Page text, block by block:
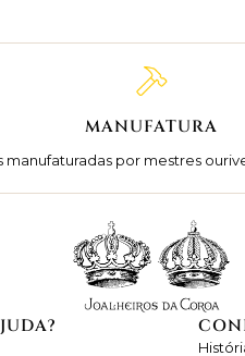
MANUFATURA
manufaturadas por mestres